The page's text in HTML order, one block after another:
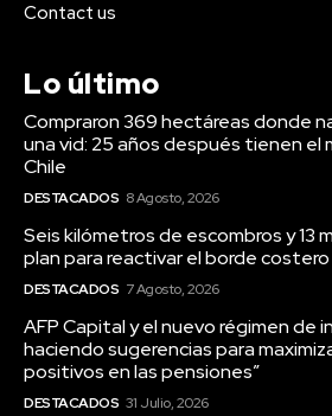
Contact us
Lo último
Compraron 369 hectáreas donde
una vid: 25 años después tienen el
Chile
DESTACADOS 8 Agosto, 2026
Seis kilómetros de escombros y 13
plan para reactivar el borde
DESTACADOS 7 Agosto, 2026
AFP Capital y el nuevo régimen de
haciendo sugerencias para
positivos en las pensiones”
DESTACADOS 31 Julio, 2026